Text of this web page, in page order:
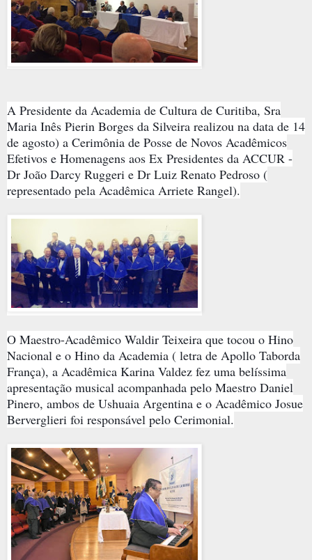
A Presidente da Academia de Cultura de Curitiba, Sra
Maria Inês Pierin Borges da Silveira realizou na data de 14
de agosto) a Cerimônia de Posse de Novos Acadêmicos
Efetivos e Homenagens aos Ex Presidentes da ACCUR -
Dr João Darcy Ruggeri e Dr Luiz Renato Pedroso (
representado pela Acadêmica Arriete Rangel).
O Maestro-Acadêmico Waldir Teixeira que tocou o Hino
Nacional e o Hino da Academia ( letra de Apollo Taborda
França), a Acadêmica Karina Valdez fez uma belíssima
apresentação musical acompanhada pelo Maestro Daniel
Pinero, ambos de Ushuaia Argentina e o Acadêmico Josue
Berverglieri foi responsável pelo Cerimonial.